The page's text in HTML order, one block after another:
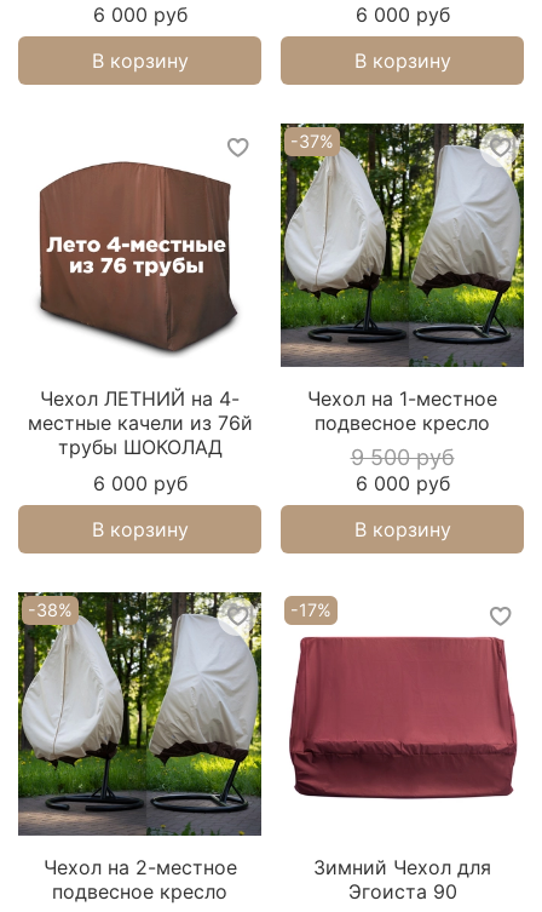
6 000 руб
В корзину
6 000 руб
В корзину
Чехол ЛЕТНИЙ на 4-
местные качели из 76й
трубы ШОКОЛАД
6 000 руб
В корзину
-37%
Чехол на 1-местное
подвесное кресло
9 500 руб
6 000 руб
В корзину
-38%
Чехол на 2-местное
подвесное кресло
-17%
Зимний Чехол для
Эгоиста 90